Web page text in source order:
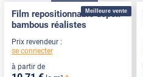
Meilleure vente
Film repositionnable dépoli
bambous réalistes
Prix revendeur :
se connecter
à partir de